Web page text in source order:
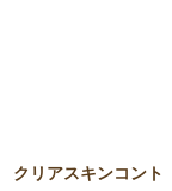
クリアスキンコント